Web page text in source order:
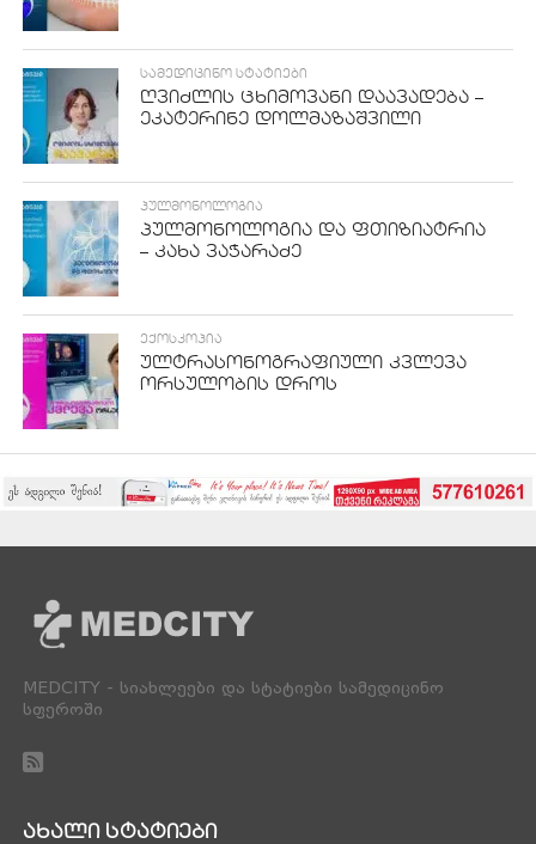
ᲡᲐᲛᲔᲓᲘᲪᲘᲜᲝ ᲡᲢᲐᲢᲘᲔᲑᲘ
ღვიძლის ცხიმოვანი დაავადება –
ეკატერინე დოლმაზაშვილი
ᲞᲣᲚᲛᲝᲜᲝᲚᲝᲒᲘᲐ
პულმონოლოგია და ფთიზიატრია
– კახა ვაჭარაძე
ᲔᲥᲝᲡᲙᲝᲞᲘᲐ
ულტრასონოგრაფიული კვლევა
ორსულობის დროს
MEDCITY - სიახლეები და სტატიები სამედიცინო
სფეროში
ᲐᲮᲐᲚᲘ ᲡᲢᲐᲢᲘᲔᲑᲘ